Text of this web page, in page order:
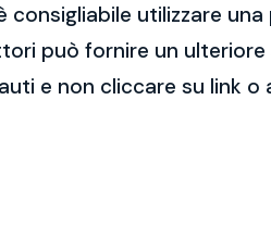
utilizzare
può fornire un
e non cliccare su link